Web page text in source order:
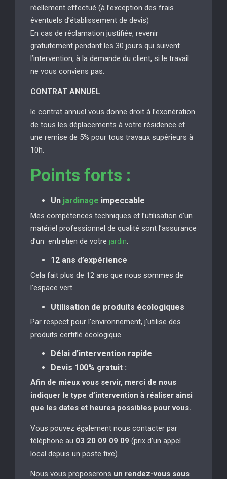
réellement effectué (à l’exception des frais
éventuels d’établissement de devis)
En cas de réclamation justifiée, revenir
gratuitement pendant les 30 jours qui suivent
l’intervention, à la demande du client, si le travail
ne vous conviens pas.
CONTRAT ANNUEL
le contrat annuel vous donne droit à l’exonération
de tous les déplacements à votre résidence et
une remise de 5% pour tous travaux supérieurs à
10h.
Points forts :
Un jardinage impeccable
Mes compétences techniques et l’utilisation d’un
matériel professionnel de qualité sont l’assurance
d’un entretien de votre jardin
12 ans d’expérience
Cela fait plus de 12 ans que nous sommes de
l’espace vert.
Utilisation de produits écologiques
Par respect pour l’environnement, j’utilise des
produits certifié écologique.
Délai d’intervention rapide
Devis 100% gratuit :
Afin de mieux vous servir, merci de nous
indiquer le type d’intervention à réaliser ainsi
que les dates et heures possibles pour vous.
Vous pouvez également nous contacter par
téléphone au 03 20 09 09 09 (prix d’un appel
local depuis un poste fixe).
Nous vous proposerons un rendez-vous sous